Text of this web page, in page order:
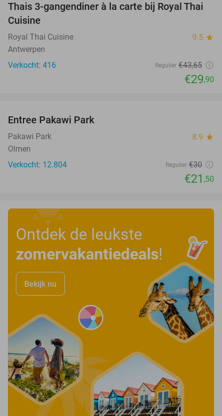
32%
Thais 3-gangendiner à la carte bij Royal Thai
Cuisine
Royal Thai Cuisine 9.5 star
Antwerpen
Verkocht: 416
Regulier €43,65
€29,90
Entree Pakawi Park
Pakawi Park 8.9 star
Olmen
Verkocht: 12.804
Regulier €30
€21 ,50
Ontdek de leukste
zomervakantiedeals!
Bekijk nu